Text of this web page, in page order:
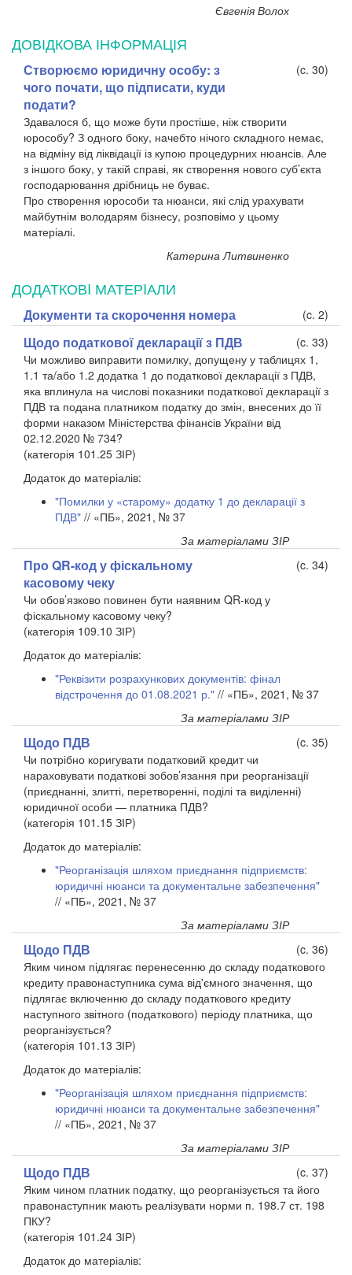
Євгенія Волох
ДОВІДКОВА ІНФОРМАЦІЯ
Створюємо юридичну особу: з
чого почати, що підписати, куди
подати?
(c. 30)
Здавалося б, що може бути простіше, ніж створити
юрособу? З одного боку, начебто нічого складного немає,
на відміну від ліквідації із купою процедурних нюансів. Але
з іншого боку, у такій справі, як створення нового суб’єкта
господарювання дрібниць не буває.
Про створення юрособи та нюанси, які слід урахувати
майбутнім володарям бізнесу, розповімо у цьому
матеріалі.
Катерина Литвиненко
ДОДАТКОВI МАТЕРIАЛИ
Документи та скорочення номера (c. 2)
Щодо податкової декларації з ПДВ
(c. 33)
Чи можливо виправити помилку, допущену у таблицях 1,
1.1 та/або 1.2 додатка 1 до податкової декларації з ПДВ,
яка вплинула на числові показники податкової декларації з
ПДВ та подана платником податку до змін, внесених до її
форми наказом Міністерства фінансів України від
02.12.2020 № 734?
(категорія 101.25 ЗІР)
Додаток до матеріалів:
"Помилки у «старому» додатку 1 до декларації з
ПДВ" // «ПБ», 2021, № 37
За матеріалами ЗІР
Про QR-код у фіскальному
касовому чеку
(c. 34)
Чи обов’язково повинен бути наявним QR-код у
фіскальному касовому чеку?
(категорія 109.10 ЗІР)
Додаток до матеріалів:
"Реквізити розрахункових документів: фінал
відстрочення до 01.08.2021 р." // «ПБ», 2021, № 37
За матеріалами ЗІР
Щодо ПДВ
(c. 35)
Чи потрібно коригувати податковий кредит чи
нараховувати податкові зобов’язання при реорганізації
(приєднанні, злитті, перетворенні, поділі та виділенні)
юридичної особи — платника ПДВ?
(категорія 101.15 ЗІР)
Додаток до матеріалів:
"Реорганізація шляхом приєднання підприємств:
юридичні нюанси та документальне забезпечення"
// «ПБ», 2021, № 37
За матеріалами ЗІР
Щодо ПДВ
(c. 36)
Яким чином підлягає перенесенню до складу податкового
кредиту правонаступника сума від'ємного значення, що
підлягає включенню до складу податкового кредиту
наступного звітного (податкового) періоду платника, що
реорганізується?
(категорія 101.13 ЗІР)
Додаток до матеріалів:
"Реорганізація шляхом приєднання підприємств:
юридичні нюанси та документальне забезпечення"
// «ПБ», 2021, № 37
За матеріалами ЗІР
Щодо ПДВ
(c. 37)
Яким чином платник податку, що реорганізується та його
правонаступник мають реалізувати норми п. 198.7 ст. 198
ПКУ?
(категорія 101.24 ЗІР)
Додаток до матеріалів: